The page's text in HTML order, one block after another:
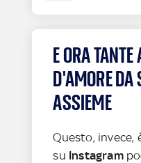
E ORA TANTE
D'AMORE DA
ASSIEME
Questo, invece,
su Instagram